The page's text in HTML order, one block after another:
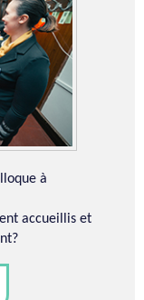
à
accueillis et